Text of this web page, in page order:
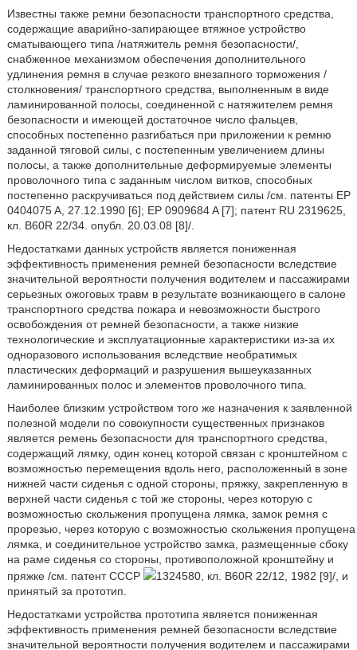
Известны также ремни безопасности транспортного средства,
содержащие аварийно-запирающее втяжное устройство
сматывающего типа /натяжитель ремня безопасности/,
снабженное механизмом обеспечения дополнительного
удлинения ремня в случае резкого внезапного торможения /
столкновения/ транспортного средства, выполненным в виде
ламинированной полосы, соединенной с натяжителем ремня
безопасности и имеющей достаточное число фальцев,
способных постепенно разгибаться при приложении к ремню
заданной тяговой силы, с постепенным увеличением длины
полосы, а также дополнительные деформируемые элементы
проволочного типа с заданным числом витков, способных
постепенно раскручиваться под действием силы /см. патенты EP
0404075 A, 27.12.1990 [6]; EP 0909684 A [7]; патент RU 2319625,
кл. B60R 22/34. опубл. 20.03.08 [8]/.
Недостатками данных устройств является пониженная
эффективность применения ремней безопасности вследствие
значительной вероятности получения водителем и пассажирами
серьезных ожоговых травм в результате возникающего в салоне
транспортного средства пожара и невозможности быстрого
освобождения от ремней безопасности, а также низкие
технологические и эксплуатационные характеристики из-за их
одноразового использования вследствие необратимых
пластических деформаций и разрушения вышеуказанных
ламинированных полос и элементов проволочного типа.
Наиболее близким устройством того же назначения к заявленной
полезной модели по совокупности существенных признаков
является ремень безопасности для транспортного средства,
содержащий лямку, один конец которой связан с кронштейном с
возможностью перемещения вдоль него, расположенный в зоне
нижней части сиденья с одной стороны, пряжку, закрепленную в
верхней части сиденья с той же стороны, через которую с
возможностью скольжения пропущена лямка, замок ремня с
прорезью, через которую с возможностью скольжения пропущена
лямка, и соединительное устройство замка, размещенные сбоку
на раме сиденья со стороны, противоположной кронштейну и
пряжке /см. патент СССР
1324580, кл. B60R 22/12, 1982 [9]/, и
принятый за прототип.
Недостатками устройства прототипа является пониженная
эффективность применения ремней безопасности вследствие
значительной вероятности получения водителем и пассажирами